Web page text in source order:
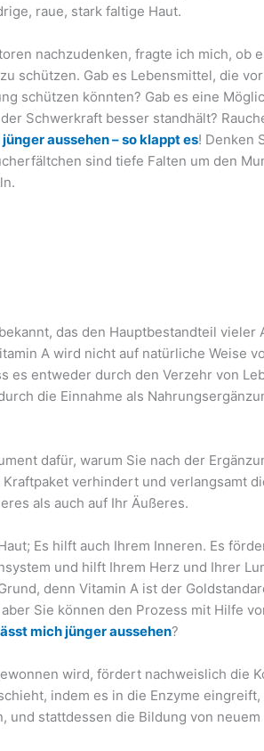
raue, stark faltige Haut.
nachzudenken, fragte ich mich, ob
schützen. Gab es Lebensmittel, die
schützen könnten? Gab es eine
Schwerkraft besser standhält?
aussehen – so klappt es! Denken
sind tiefe Falten um den
das den Hauptbestandteil vieler
A wird nicht auf natürliche Weise
es entweder durch den Verzehr von
die Einnahme als
dafür, warum Sie nach der
verhindert und verlangsamt
als auch auf Ihr Äußeres.
Es hilft auch Ihrem Inneren. Es
und hilft Ihrem Herz und Ihrer
denn Vitamin A ist der
Sie können den Prozess mit Hilfe
mich jünger aussehen?
wird, fördert nachweislich die
indem es in die Enzyme
und stattdessen die Bildung von